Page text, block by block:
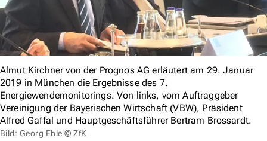
Almut Kirchner von der Prognos AG erläutert am 29. Januar
2019 in München die Ergebnisse des 7.
Energiewendemonitorings. Von links, vom Auftraggeber
Vereinigung der Bayerischen Wirtschaft (VBW), Präsident
Alfred Gaffal und Hauptgeschäftsführer Bertram Brossardt.
Bild: Georg Eble © ZfK